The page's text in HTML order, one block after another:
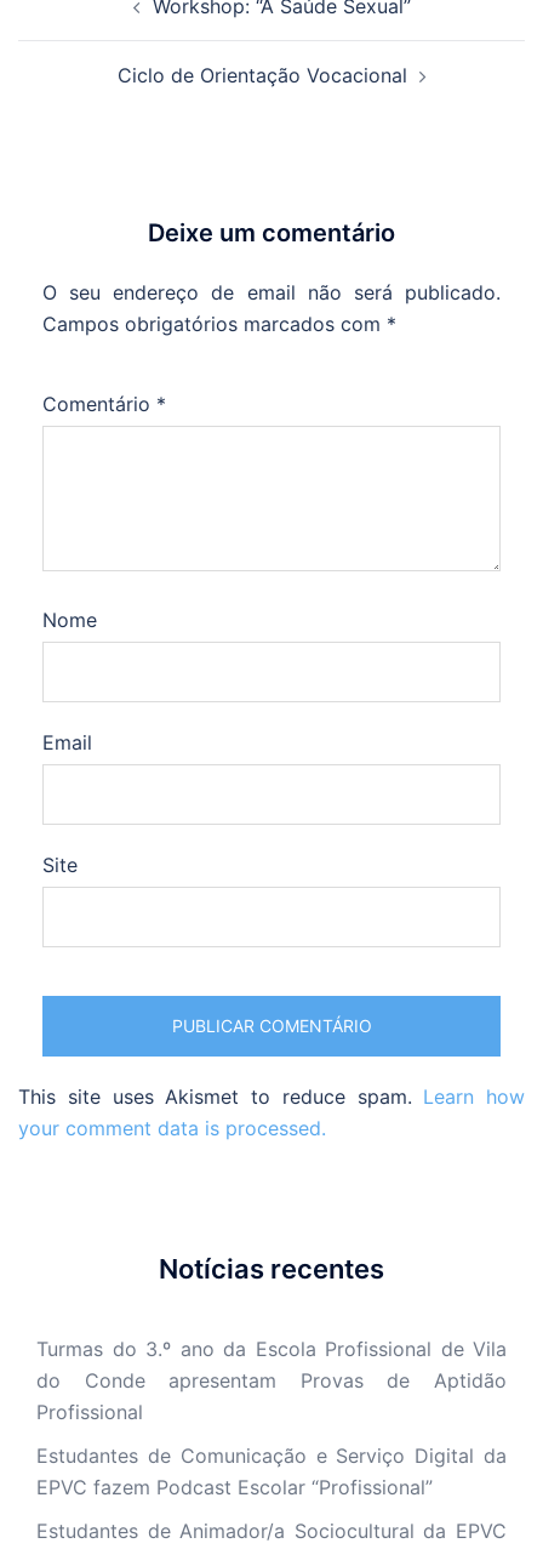
Workshop: “A Saúde Sexual”
Ciclo de Orientação Vocacional
Deixe um comentário
O seu endereço de email não será publicado.
Campos obrigatórios marcados com *
Comentário *
Nome
Email
Site
This site uses Akismet to reduce spam. Learn how
your comment data is processed.
Notícias recentes
Turmas do 3.º ano da Escola Profissional de Vila
do Conde apresentam Provas de Aptidão
Profissional
Estudantes de Comunicação e Serviço Digital da
EPVC fazem Podcast Escolar “Profissional”
Estudantes de Animador/a Sociocultural da EPVC